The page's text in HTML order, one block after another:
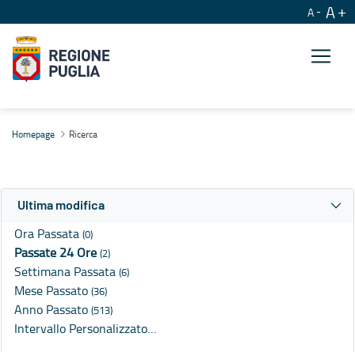
A A
Homepage Ricerca
Ultima modifica
Ora Passata (0)
Passate 24 Ore (2)
Settimana Passata (6)
Mese Passato (36)
Anno Passato (513)
Intervallo Personalizzato…